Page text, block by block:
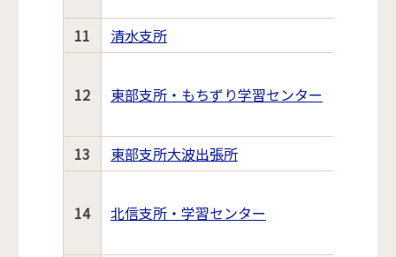
11 清水支所
12 東部支所・もちずり学習センター
13 東部支所大波出張所
14 北信支所・学習センター